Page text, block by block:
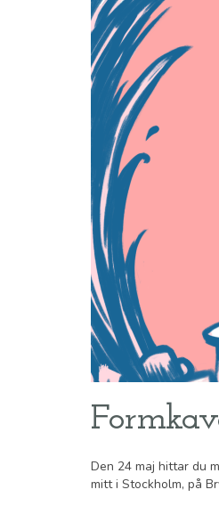
Den 24 maj hittar du
mitt i Stockholm, på